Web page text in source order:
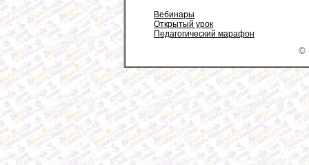
Вебинары
Открытый урок
Педагогический марафон
©